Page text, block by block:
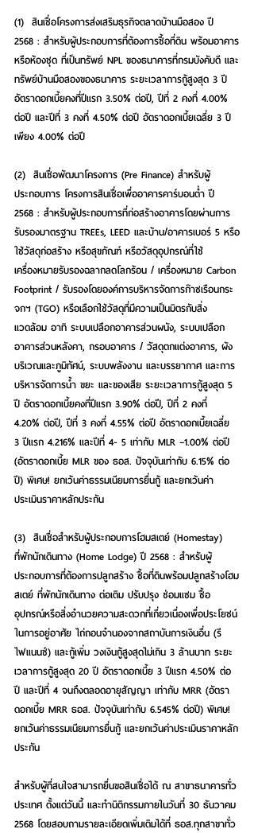
(1)  สินเชื่อโครงการส่งเสริมธุรกิจตลาดบ้านมือสอง ปี
2568 : สำหรับผู้ประกอบการที่ต้องการซื้อที่ดิน พร้อมอาคาร
หรือห้องชุด ที่เป็นทรัพย์ NPL ของธนาคารที่กรมบังคับดี และ
ทรัพย์บ้านมือสองของธนาคาร ระยะเวลาการกู้สูงสุด 3 ปี
อัตราดอกเบี้ยคงที่ปีแรก 3.50% ต่อปี, ปีที่ 2 คงที่ 4.00%
ต่อปี และปีที่ 3 คงที่ 4.50% ต่อปี อัตราดอกเบี้ยเฉลี่ย 3 ปี
เพียง 4.00% ต่อปี
(2)  สินเชื่อพัฒนาโครงการ (Pre Finance) สำหรับผู้
ประกอบการ โครงการสินเชื่อเพื่ออาคารคาร์บอนต่ำ ปี
2568 : สำหรับผู้ประกอบการที่ก่อสร้างอาคารโดยผ่านการ
รับรองมาตรฐาน TREEs, LEED และบ้าน/อาคารเบอร์ 5 หรือ
ใช้วัสดุก่อสร้าง หรือสุขภัณฑ์ หรือวัสดุอุปกรณ์ที่ใช้
เครื่องหมายรับรองฉลากลดโลกร้อน / เครื่องหมาย Carbon
Footprint / รับรองโดยองค์การบริหารจัดการก๊าซเรือนกระ
จกฯ (TGO) หรือเลือกใช้วัสดุที่มีความเป็นมิตรกับสิ่ง
แวดล้อม อาทิ ระบบเปลือกอาคารส่วนผนัง, ระบบเปลือก
อาคารส่วนหลังคา, กรอบอาคาร / วัสดุตกแต่งอาคาร, ผัง
บริเวณและภูมิทัศน์, ระบบพลังงาน และบรรยากาศ และการ
บริหารจัดการน้ำ ขยะ และของเสีย ระยะเวลาการกู้สูงสุด 5
ปี อัตราดอกเบี้ยคงที่ปีแรก 3.90% ต่อปี, ปีที่ 2 คงที่
4.20% ต่อปี, ปีที่ 3 คงที่ 4.55% ต่อปี อัตราดอกเบี้ยเฉลี่ย
3 ปีแรก 4.216% และปีที่ 4- 5 เท่ากับ MLR –1.00% ต่อปี
(อัตราดอกเบี้ย MLR ของ ธอส. ปัจจุบันเท่ากับ 6.15% ต่อ
ปี) พิเศษ! ยกเว้นค่าธรรมเนียมการยื่นกู้ และยกเว้นค่า
ประเมินราคาหลักประกัน
(3)  สินเชื่อสำหรับผู้ประกอบการโฮมสเตย์ (Homestay)
ที่พักนักเดินทาง (Home Lodge) ปี 2568 : สำหรับผู้
ประกอบการที่ต้องการปลูกสร้าง ซื้อที่ดินพร้อมปลูกสร้างโฮม
สเตย์ ที่พักนักเดินทาง ต่อเติม ปรับปรุง ซ่อมแซม ซื้อ
อุปกรณ์หรือสิ่งอำนวยความสะดวกที่เกี่ยวเนื่องเพื่อประโยชน์
ในการอยู่อาศัย ไถ่ถอนจำนองจากสถาบันการเงินอื่น (รี
ไฟแนนซ์) และกู้เพิ่ม วงเงินกู้สูงสุดไม่เกิน 3 ล้านบาท ระยะ
เวลาการกู้สูงสุด 20 ปี อัตราดอกเบี้ย 3 ปีแรก 4.50% ต่อ
ปี และปีที่ 4 จนถึงตลอดอายุสัญญา เท่ากับ MRR (อัตรา
ดอกเบี้ย MRR ธอส. ปัจจุบันเท่ากับ 6.545% ต่อปี) พิเศษ!
ยกเว้นค่าธรรมเนียมการยื่นกู้ และยกเว้นค่าประเมินราคาหลัก
ประกัน
สำหรับผู้ที่สนใจสามารถยื่นขอสินเชื่อได้ ณ สาขาธนาคารทั่ว
ประเทศ ตั้งแต่วันนี้ และทำนิติกรรมภายในวันที่ 30 ธันวาคม
2568 โดยสอบถามรายละเอียดเพิ่มเติมได้ที่ ธอส.ทุกสาขาทั่ว